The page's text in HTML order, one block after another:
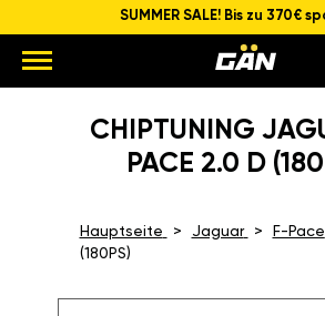
SUMMER SALE! Bis zu 370€
CHIPTUNING
PACE 2.0 D
Hauptseite Jaguar F-Pace
(180PS)